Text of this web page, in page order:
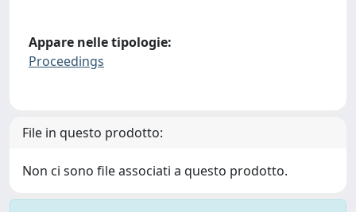
Appare nelle tipologie:
Proceedings
File in questo prodotto:
Non ci sono file associati a questo prodotto.